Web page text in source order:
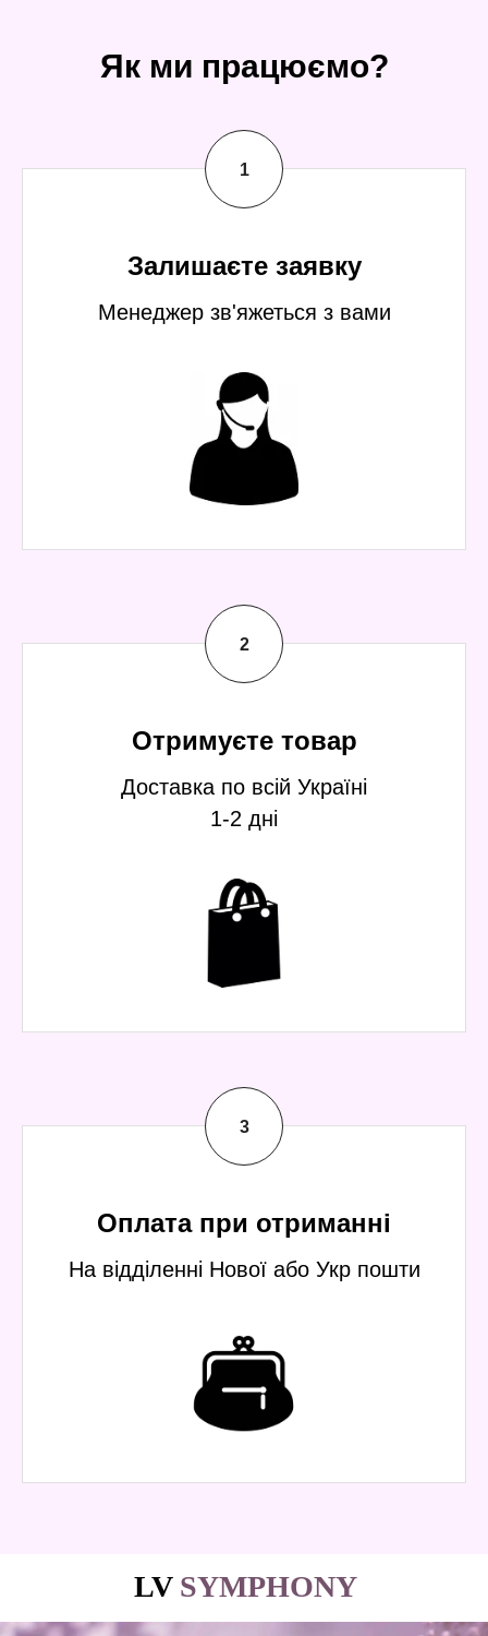
Як ми працюємо?
Залишаєте заявку
Менеджер зв'яжеться з вами
Отримуєте товар
Доставка по всій Україні
1-2 дні
Оплата при отриманні
На відділенні Нової або Укр пошти
LV SYMPHONY